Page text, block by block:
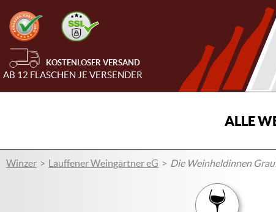
KOSTENLOSER VERSAND
AB 12 FLASCHEN JE VERSENDER
ALLE
Winzer Lauffener Weingärtner eG Die Weinheldinnen